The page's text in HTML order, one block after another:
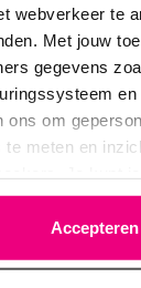
webverkeer te
Met jouw
gegevens
ons om
te meten en
of intrekken via
De lijst
Accepteren